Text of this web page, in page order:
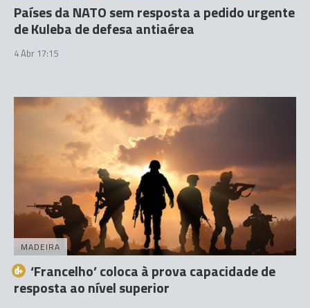
Países da NATO sem resposta a pedido urgente
de Kuleba de defesa antiaérea
4 Abr 17:15
MADEIRA
‘Francelho’ coloca à prova capacidade de
resposta ao nível superior